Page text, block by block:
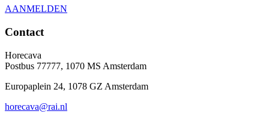
AANMELDEN
Contact
Horecava
Postbus 77777, 1070 MS Amsterdam
Europaplein 24, 1078 GZ Amsterdam
horecava@rai.nl